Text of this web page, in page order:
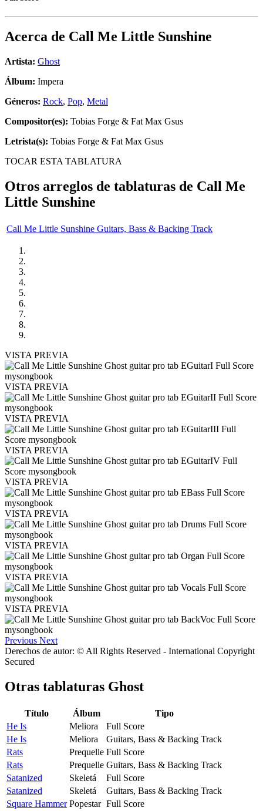
Acerca de Call Me Little Sunshine
Artista: Ghost
Álbum: Impera
Géneros: Rock, Pop, Metal
Compositor(es): Tobias Forge & Fat Max Gsus
Letrista(s): Tobias Forge & Fat Max Gsus
TOCAR ESTA TABLATURA
Otros arreglos de tablaturas de Call Me
Little Sunshine
Call Me Little Sunshine Guitars, Bass & Backing Track
VISTA PREVIA
VISTA PREVIA
VISTA PREVIA
VISTA PREVIA
VISTA PREVIA
VISTA PREVIA
VISTA PREVIA
VISTA PREVIA
VISTA PREVIA
Previous Next
Derechos de autor: © All Rights Reserved - International Copyright
Secured
Otras tablaturas Ghost
Título Álbum
Tipo
He Is
Meliora
Full Score
He Is
Meliora
Guitars, Bass & Backing Track
Rats
Prequelle Full Score
Rats
Prequelle Guitars, Bass & Backing Track
Satanized
Skeletá
Full Score
Satanized
Skeletá
Guitars, Bass & Backing Track
Square Hammer Popestar Full Score